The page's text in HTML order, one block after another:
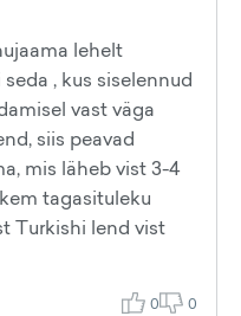
lehelt
, kus siselennud
vast väga
siis peavad
mis läheb vist 3-4
tagasituleku
Turkishi lend vist
0 0